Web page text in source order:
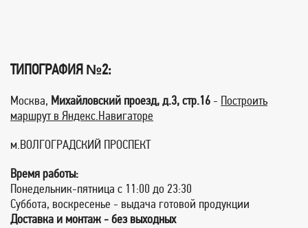
ТИПОГРАФИЯ №2:
Москва, Михайловский проезд, д.3, стр.16 - Построить
маршрут в Яндекс.Навигаторе
м.ВОЛГОГРАДСКИЙ ПРОСПЕКТ
Время работы:
Понедельник-пятница с 11:00 до 23:30
Суббота, воскресенье - выдача готовой продукции
Доставка и монтаж - без выходных